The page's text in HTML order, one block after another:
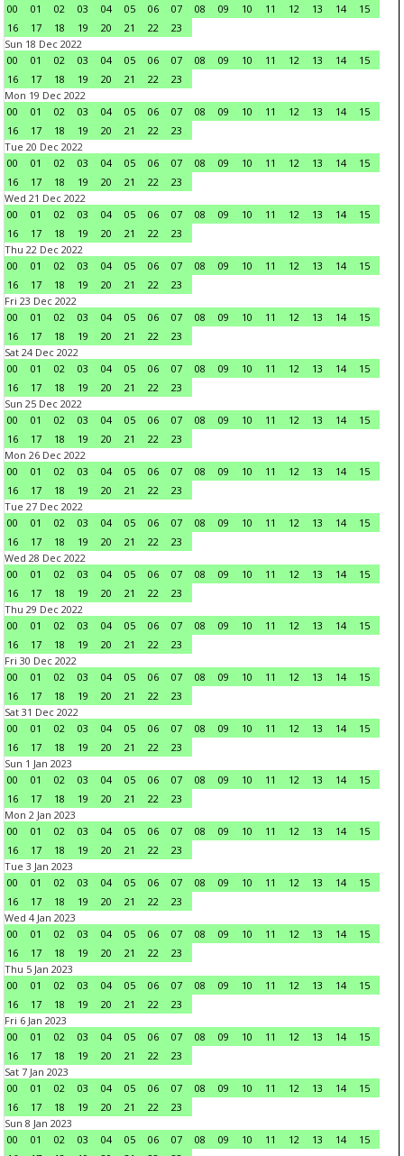
00
01 02 03 04 05 06 07 08 09 10 11 12 13 14
15
16
17 18 19 20 21 22
23
Sun 18 Dec 2022
00
01 02 03 04 05 06 07 08 09 10 11 12 13 14
15
16
17 18 19 20 21 22
23
Mon 19 Dec 2022
00
01 02 03 04 05 06 07 08 09 10 11 12 13 14
15
16
17 18 19 20 21 22
23
Tue 20 Dec 2022
00
01 02 03 04 05 06 07 08 09 10 11 12 13 14
15
16
17 18 19 20 21 22
23
Wed 21 Dec 2022
00
01 02 03 04 05 06 07 08 09 10 11 12 13 14
15
16
17 18 19 20 21 22
23
Thu 22 Dec 2022
00
01 02 03 04 05 06 07 08 09 10 11 12 13 14
15
16
17 18 19 20 21 22
23
Fri 23 Dec 2022
00
01 02 03 04 05 06 07 08 09 10 11 12 13 14
15
16
17 18 19 20 21 22
23
Sat 24 Dec 2022
00
01 02 03 04 05 06 07 08 09 10 11 12 13 14
15
16
17 18 19 20 21 22
23
Sun 25 Dec 2022
00
01 02 03 04 05 06 07 08 09 10 11 12 13 14
15
16
17 18 19 20 21 22
23
Mon 26 Dec 2022
00
01 02 03 04 05 06 07 08 09 10 11 12 13 14
15
16
17 18 19 20 21 22
23
Tue 27 Dec 2022
00
01 02 03 04 05 06 07 08 09 10 11 12 13 14
15
16
17 18 19 20 21 22
23
Wed 28 Dec 2022
00
01 02 03 04 05 06 07 08 09 10 11 12 13 14
15
16
17 18 19 20 21 22
23
Thu 29 Dec 2022
00
01 02 03 04 05 06 07 08 09 10 11 12 13 14
15
16
17 18 19 20 21 22
23
Fri 30 Dec 2022
00
01 02 03 04 05 06 07 08 09 10 11 12 13 14
15
16
17 18 19 20 21 22
23
Sat 31 Dec 2022
00
01 02 03 04 05 06 07 08 09 10 11 12 13 14
15
16
17 18 19 20 21 22
23
Sun 1 Jan 2023
00
01 02 03 04 05 06 07 08 09 10 11 12 13 14
15
16
17 18 19 20 21 22
23
Mon 2 Jan 2023
00
01 02 03 04 05 06 07 08 09 10 11 12 13 14
15
16
17 18 19 20 21 22
23
Tue 3 Jan 2023
00
01 02 03 04 05 06 07 08 09 10 11 12 13 14
15
16
17 18 19 20 21 22
23
Wed 4 Jan 2023
00
01 02 03 04 05 06 07 08 09 10 11 12 13 14
15
16
17 18 19 20 21 22
23
Thu 5 Jan 2023
00
01 02 03 04 05 06 07 08 09 10 11 12 13 14
15
16
17 18 19 20 21 22
23
Fri 6 Jan 2023
00
01 02 03 04 05 06 07 08 09 10 11 12 13 14
15
16
17 18 19 20 21 22
23
Sat 7 Jan 2023
00
01 02 03 04 05 06 07 08 09 10 11 12 13 14
15
16
17 18 19 20 21 22
23
Sun 8 Jan 2023
00
01 02 03 04 05 06 07 08 09 10 11 12 13 14
15